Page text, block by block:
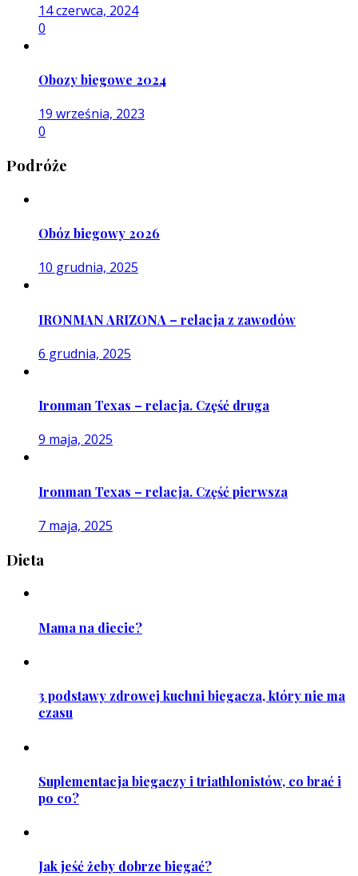
14 czerwca, 2024
0
Obozy biegowe 2024
19 września, 2023
0
Podróże
Obóz biegowy 2026
10 grudnia, 2025
IRONMAN ARIZONA – relacja z zawodów
6 grudnia, 2025
Ironman Texas – relacja. Część druga
9 maja, 2025
Ironman Texas – relacja. Część pierwsza
7 maja, 2025
Dieta
Mama na diecie?
3 podstawy zdrowej kuchni biegacza, który nie ma
czasu
Suplementacja biegaczy i triathlonistów, co brać i
po co?
Jak jeść żeby dobrze biegać?